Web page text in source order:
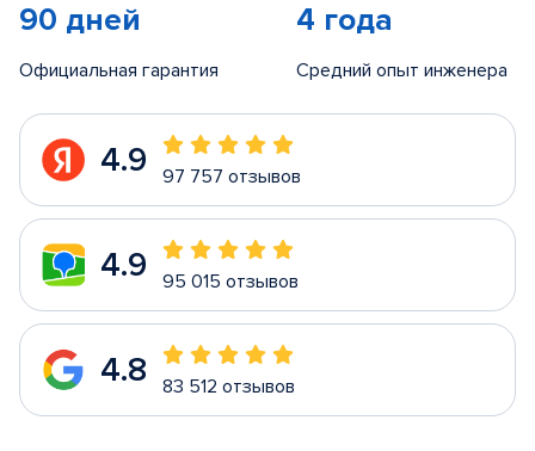
90 дней
Официальная гарантия
4 года
Средний опыт инженера
4.9 97 757 отзывов
4.9 95 015 отзывов
4.8 83 512 отзывов